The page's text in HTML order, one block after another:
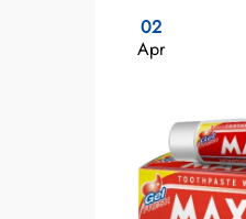
02
Apr